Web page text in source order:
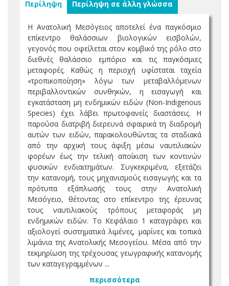
Περίληψη Περίληψη σε άλλη γλώσσα
Η Ανατολική Μεσόγειος αποτελεί ένα παγκόσμιο
επίκεντρο θαλάσσιων βιολογικών εισβολών,
γεγονός που οφείλεται στον κομβικό της ρόλο στο
διεθνές θαλάσσιο εμπόριο και τις παγκόσμιες
μεταφορές. Καθώς η περιοχή υφίσταται ταχεία
«τροπικοποίηση» λόγω των μεταβαλλόμενων
περιβαλλοντικών συνθηκών, η εισαγωγή και
εγκατάσταση μη ενδημικών ειδών (Non-Indigenous
Species) έχει λάβει πρωτοφανείς διαστάσεις. Η
παρούσα διατριβή διερευνά σφαιρικά τη διαδρομή
αυτών των ειδών, παρακολουθώντας τα σταδιακά
από την αρχική τους άφιξη μέσω ναυτιλιακών
φορέων έως την τελική αποίκιση των κοντινών
φυσικών ενδιαιτημάτων. Συγκεκριμένα, εξετάζει
την κατανομή, τους μηχανισμούς εισαγωγής και τα
πρότυπα εξάπλωσής τους στην Ανατολική
Μεσόγειο, θέτοντας στο επίκεντρο της έρευνας
τους ναυτιλιακούς τρόπους μεταφοράς μη
ενδημικών ειδών. Το Κεφάλαιο 1 καταγράφει και
αξιολογεί συστηματικά λιμένες, μαρίνες και τοπικά
λιμάνια της Ανατολικής Μεσογείου. Μέσα από την
τεκμηρίωση της τρέχουσας γεωγραφικής κατανομής
των καταγεγραμμένων ...
περισσότερα